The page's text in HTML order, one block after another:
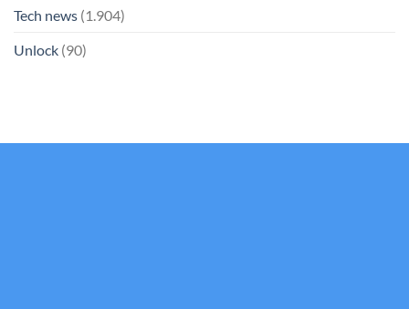
Tech news (1.904)
Unlock (90)